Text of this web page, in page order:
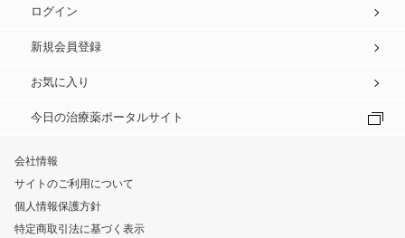
ログイン
新規会員登録
お気に入り
今日の治療薬ポータルサイト
会社情報
サイトのご利用について
個人情報保護方針
特定商取引法に基づく表示